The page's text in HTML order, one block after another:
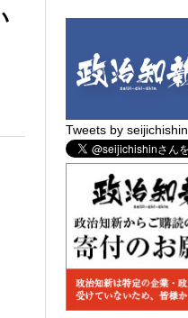
Tweets by seijichishin